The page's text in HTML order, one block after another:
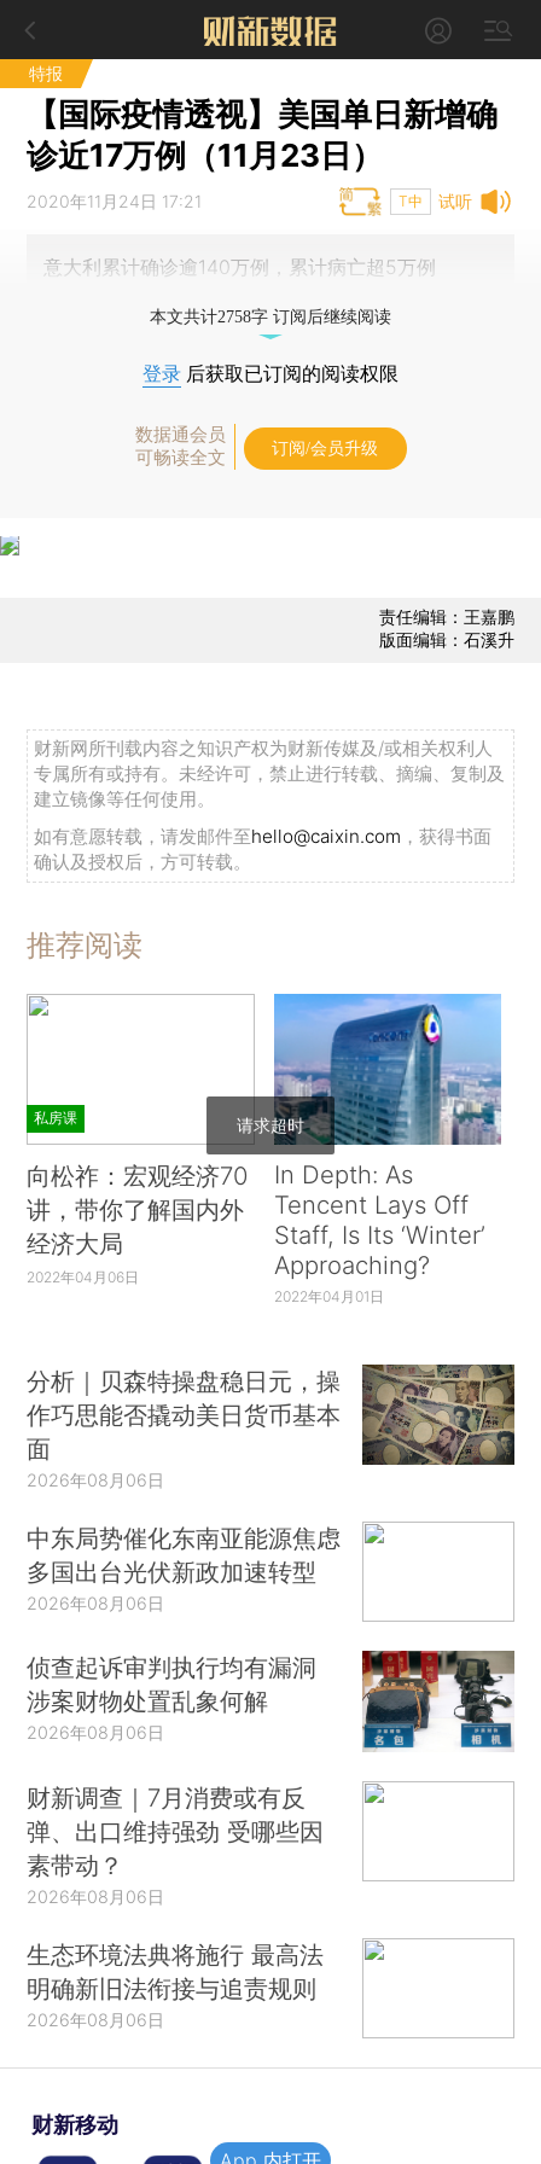
特报
【国际疫情透视】美国单日新增确
诊近17万例（11月23日）
试听
2020年11月24日 17:21 T中
意大利累计确诊逾140万例，累计病亡超5万例
本文共计2758字 订阅后继续阅读
登录 后获取已订阅的阅读权限
数据通会员
可畅读全文
订阅/会员升级
责任编辑：王嘉鹏
版面编辑：石溪升
财新网所刊载内容之知识产权为财新传媒及/或相关权利人
专属所有或持有。未经许可，禁止进行转载、摘编、复制及
建立镜像等任何使用。
如有意愿转载，请发邮件至hello@caixin.com ，获得书面
确认及授权后，方可转载。
推荐阅读
私房课
向松祚：宏观经济70
讲，带你了解国内外
经济大局
2022年04月06日
In Depth: As
Tencent Lays Off
Staff, Is Its ‘Winter’
Approaching?
2022年04月01日
分析｜贝森特操盘稳日元，操
作巧思能否撬动美日货币基本
面
2026年08月06日
中东局势催化东南亚能源焦虑
多国出台光伏新政加速转型
2026年08月06日
侦查起诉审判执行均有漏洞
涉案财物处置乱象何解
2026年08月06日
财新调查｜7月消费或有反
弹、出口维持强劲 受哪些因
素带动？
2026年08月06日
生态环境法典将施行 最高法
明确新旧法衔接与追责规则
2026年08月06日
财新移动
请求超时